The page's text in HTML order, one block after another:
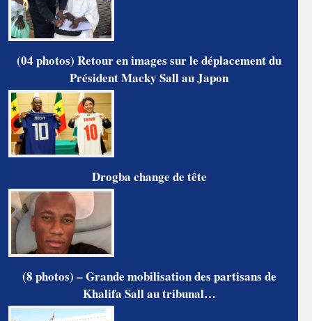
(04 photos) Retour en images sur le déplacement du
Président Macky Sall au Japon
Drogba change de tête
(8 photos) – Grande mobilisation des partisans de
Khalifa Sall au tribunal…